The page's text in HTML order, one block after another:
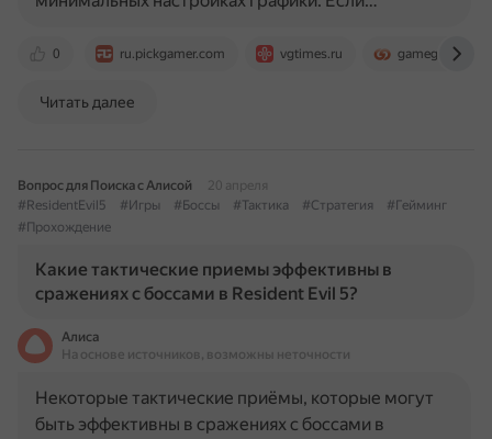
0 ru.pickgamer.com vgtimes.ru gameguru.ru
Читать далее
Вопрос для Поиска с Алисой
20 апреля
#ResidentEvil5
#Игры #Боссы #Тактика #Стратегия
#Гейминг
#Прохождение
Какие тактические приемы эффективны в
сражениях с боссами в Resident Evil 5?
Алиса
На основе источников, возможны неточности
Некоторые тактические приёмы, которые могут
быть эффективны в сражениях с боссами в